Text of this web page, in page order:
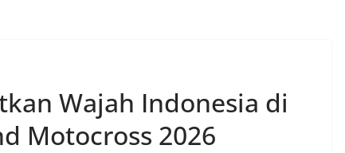
Wajah Indonesia di
Motocross 2026